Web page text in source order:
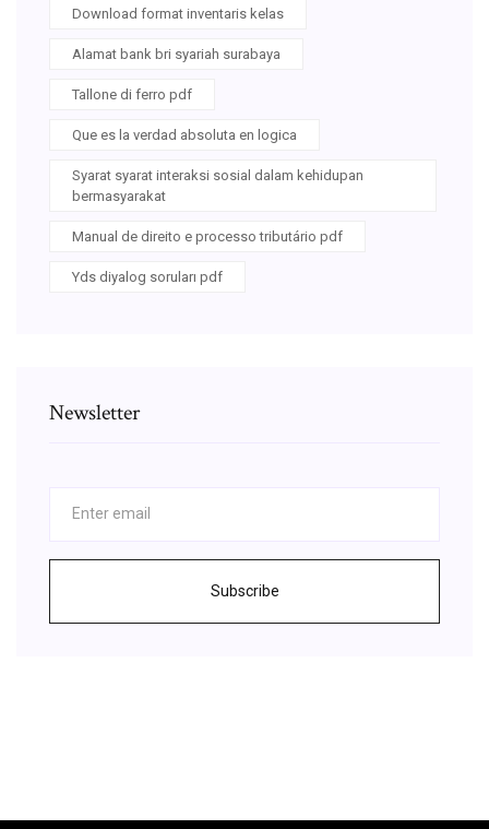
Download format inventaris kelas
Alamat bank bri syariah surabaya
Tallone di ferro pdf
Que es la verdad absoluta en logica
Syarat syarat interaksi sosial dalam kehidupan
bermasyarakat
Manual de direito e processo tributário pdf
Yds diyalog soruları pdf
Newsletter
Subscribe